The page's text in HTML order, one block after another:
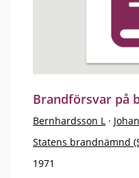
Brandförsvar på
Bernhardsson L ·
Statens brandnämnd
1971